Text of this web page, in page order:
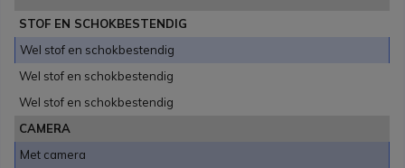
STOF EN SCHOKBESTENDIG
Wel stof en schokbestendig
Wel stof en schokbestendig
Wel stof en schokbestendig
CAMERA
Met camera